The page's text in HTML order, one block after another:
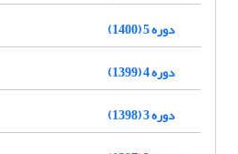
دوره 5 (1400)
دوره 4 (1399)
دوره 3 (1398)